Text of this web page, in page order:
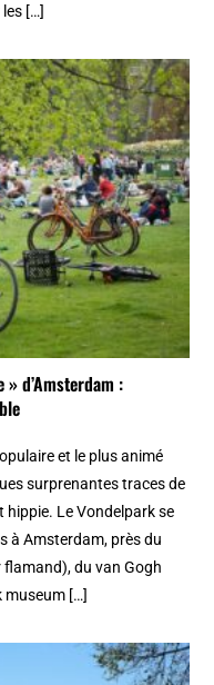
[…]
d’Amsterdam :
et le plus animé
surprenantes traces de
hippie. Le Vondelpark se
à Amsterdam, près du
flamand), du van Gogh
museum […]